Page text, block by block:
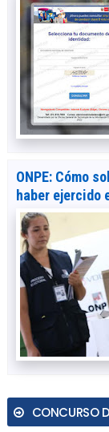
ONPE: Cómo
haber ejercido
CONCURSO